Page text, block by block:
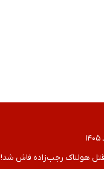
هولناک رجب‌زاده فاش شد!